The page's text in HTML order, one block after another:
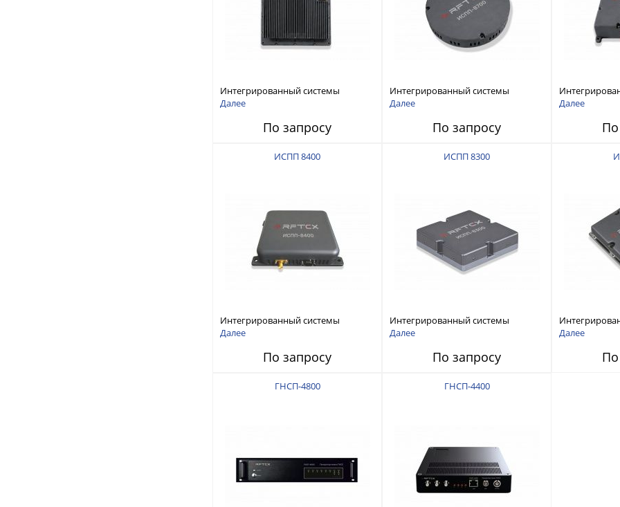
Интегрированный системы
защиты от ГНСС-помех RFТех
Далее
По запросу
Интегрированный системы
защиты от ГНСС-помех RFТех
Далее
По запросу
защиты от
Далее
По
ИСПП 8400
Интегрированный системы
защиты от ГНСС-помех RFТех
Далее
По запросу
ИСПП 8300
Интегрированный системы
защиты от ГНСС-помех RFТех
Далее
По запросу
защиты от
Далее
По
ГНСП-4800 ГНСП-4400